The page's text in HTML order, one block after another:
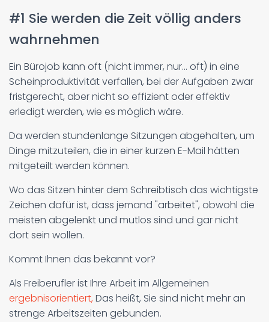
#1 Sie werden die Zeit völlig anders
wahrnehmen
Ein Bürojob kann oft (nicht immer, nur... oft) in eine
Scheinproduktivität verfallen, bei der Aufgaben zwar
fristgerecht, aber nicht so effizient oder effektiv
erledigt werden, wie es möglich wäre.
Da werden stundenlange Sitzungen abgehalten, um
Dinge mitzuteilen, die in einer kurzen E-Mail hätten
mitgeteilt werden können.
Wo das Sitzen hinter dem Schreibtisch das wichtigste
Zeichen dafür ist, dass jemand "arbeitet", obwohl die
meisten abgelenkt und mutlos sind und gar nicht
dort sein wollen.
Kommt Ihnen das bekannt vor?
Als Freiberufler ist Ihre Arbeit im Allgemeinen
ergebnisorientiert, Das heißt, Sie sind nicht mehr an
strenge Arbeitszeiten gebunden.